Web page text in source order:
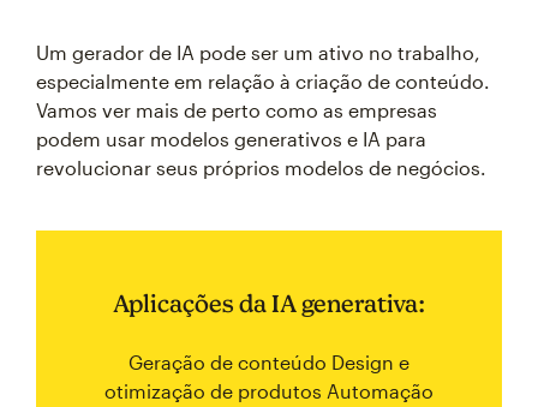
Um gerador de IA pode ser um ativo no trabalho,
especialmente em relação à criação de conteúdo.
Vamos ver mais de perto como as empresas
podem usar modelos generativos e IA para
revolucionar seus próprios modelos de negócios.
Aplicações da IA generativa:
Geração de conteúdo Design e
otimização de produtos Automação